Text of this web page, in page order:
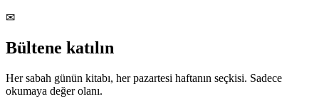
✉
Bültene katılın
Her sabah günün kitabı, her pazartesi haftanın seçkisi. Sadece
okumaya değer olanı.